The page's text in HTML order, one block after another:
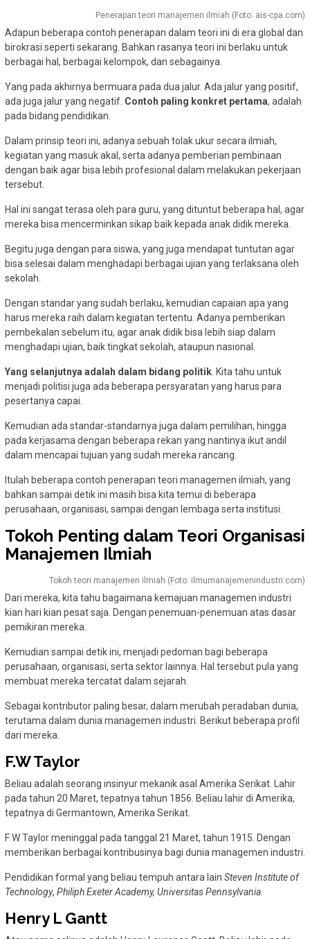
Penerapan teori manajemen ilmiah (Foto: ais-cpa.com)
Adapun beberapa contoh penerapan dalam teori ini di era global dan
birokrasi seperti sekarang. Bahkan rasanya teori ini berlaku untuk
berbagai hal, berbagai kelompok, dan sebagainya.
Yang pada akhirnya bermuara pada dua jalur. Ada jalur yang positif,
ada juga jalur yang negatif. Contoh paling konkret pertama, adalah
pada bidang pendidikan.
Dalam prinsip teori ini, adanya sebuah tolak ukur secara ilmiah,
kegiatan yang masuk akal, serta adanya pemberian pembinaan
dengan baik agar bisa lebih profesional dalam melakukan pekerjaan
tersebut.
Hal ini sangat terasa oleh para guru, yang dituntut beberapa hal, agar
mereka bisa mencerminkan sikap baik kepada anak didik mereka.
Begitu juga dengan para siswa, yang juga mendapat tuntutan agar
bisa selesai dalam menghadapi berbagai ujian yang terlaksana oleh
sekolah.
Dengan standar yang sudah berlaku, kemudian capaian apa yang
harus mereka raih dalam kegiatan tertentu. Adanya pemberikan
pembekalan sebelum itu, agar anak didik bisa lebih siap dalam
menghadapi ujian, baik tingkat sekolah, ataupun nasional.
Yang selanjutnya adalah dalam bidang politik . Kita tahu untuk
menjadi politisi juga ada beberapa persyaratan yang harus para
pesertanya capai.
Kemudian ada standar-standarnya juga dalam pemilihan, hingga
pada kerjasama dengan beberapa rekan yang nantinya ikut andil
dalam mencapai tujuan yang sudah mereka rancang.
Itulah beberapa contoh penerapan teori managemen ilmiah, yang
bahkan sampai detik ini masih bisa kita temui di beberapa
perusahaan, organisasi, sampai dengan lembaga serta institusi.
Tokoh Penting dalam Teori Organisasi
Manajemen Ilmiah
Tokoh teori manajemen ilmiah (Foto: ilmumanajemenindustri.com)
Dari mereka, kita tahu bagaimana kemajuan managemen industri
kian hari kian pesat saja. Dengan penemuan-penemuan atas dasar
pemikiran mereka.
Kemudian sampai detik ini, menjadi pedoman bagi beberapa
perusahaan, organisasi, serta sektor lainnya. Hal tersebut pula yang
membuat mereka tercatat dalam sejarah.
Sebagai kontributor paling besar, dalam merubah peradaban dunia,
terutama dalam dunia managemen industri. Berikut beberapa profil
dari mereka.
F.W Taylor
Beliau adalah seorang insinyur mekanik asal Amerika Serikat. Lahir
pada tahun 20 Maret, tepatnya tahun 1856. Beliau lahir di Amerika,
tepatnya di Germantown, Amerika Serikat.
F W Taylor meninggal pada tanggal 21 Maret, tahun 1915. Dengan
memberikan berbagai kontribusinya bagi dunia managemen industri.
Pendidikan formal yang beliau tempuh antara lain Steven Institute of
Technology, Philiph Exeter Academy, Universitas Pennsylvania
Henry L Gantt